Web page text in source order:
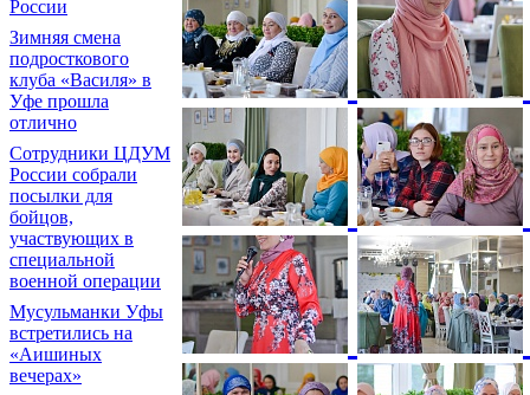
России
Зимняя смена
подросткового
клуба «Василя» в
Уфе прошла
отлично
Сотрудники ЦДУМ
России собрали
посылки для
бойцов,
участвующих в
специальной
военной операции
Мусульманки Уфы
встретились на
«Аишиных
вечерах»